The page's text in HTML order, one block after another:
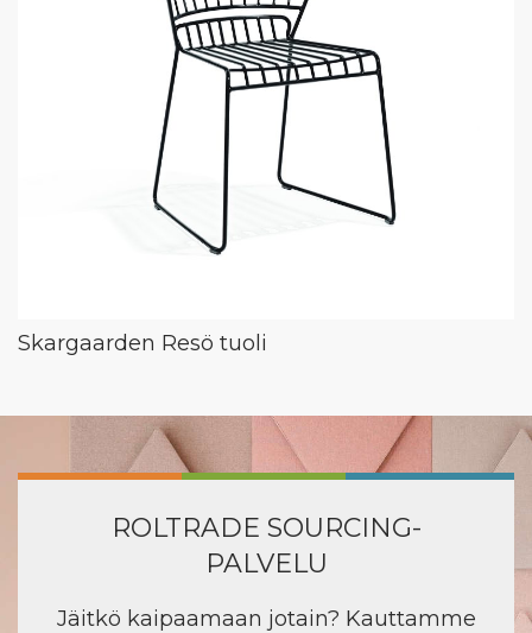
Skargaarden Resö tuoli
ROLTRADE SOURCING-
PALVELU
Jäitkö kaipaamaan jotain? Kauttamme